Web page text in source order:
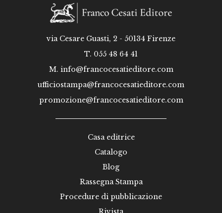
via Cesare Guasti, 2 - 50134 Firenze
T. 055 48 64 41
M. info@francocesatieditore.com
ufficiostampa@francocesatieditore.com
promozione@francocesatieditore.com
Casa editrice
Catalogo
Blog
Rassegna Stampa
Procedure di pubblicazione